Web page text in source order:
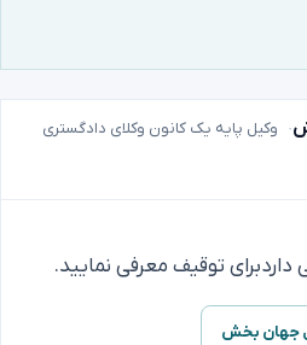
وکیل پایه یک کانون وکلای دادگستری
داردبرای توقیف معرفی نمایید.
جهان بخش